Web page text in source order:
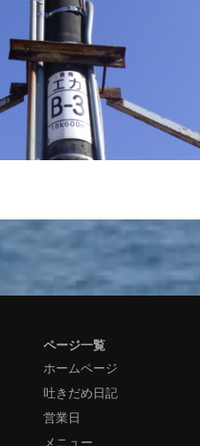
ページ一覧
ホームページ
吐きだめ日記
営業日
メニュー